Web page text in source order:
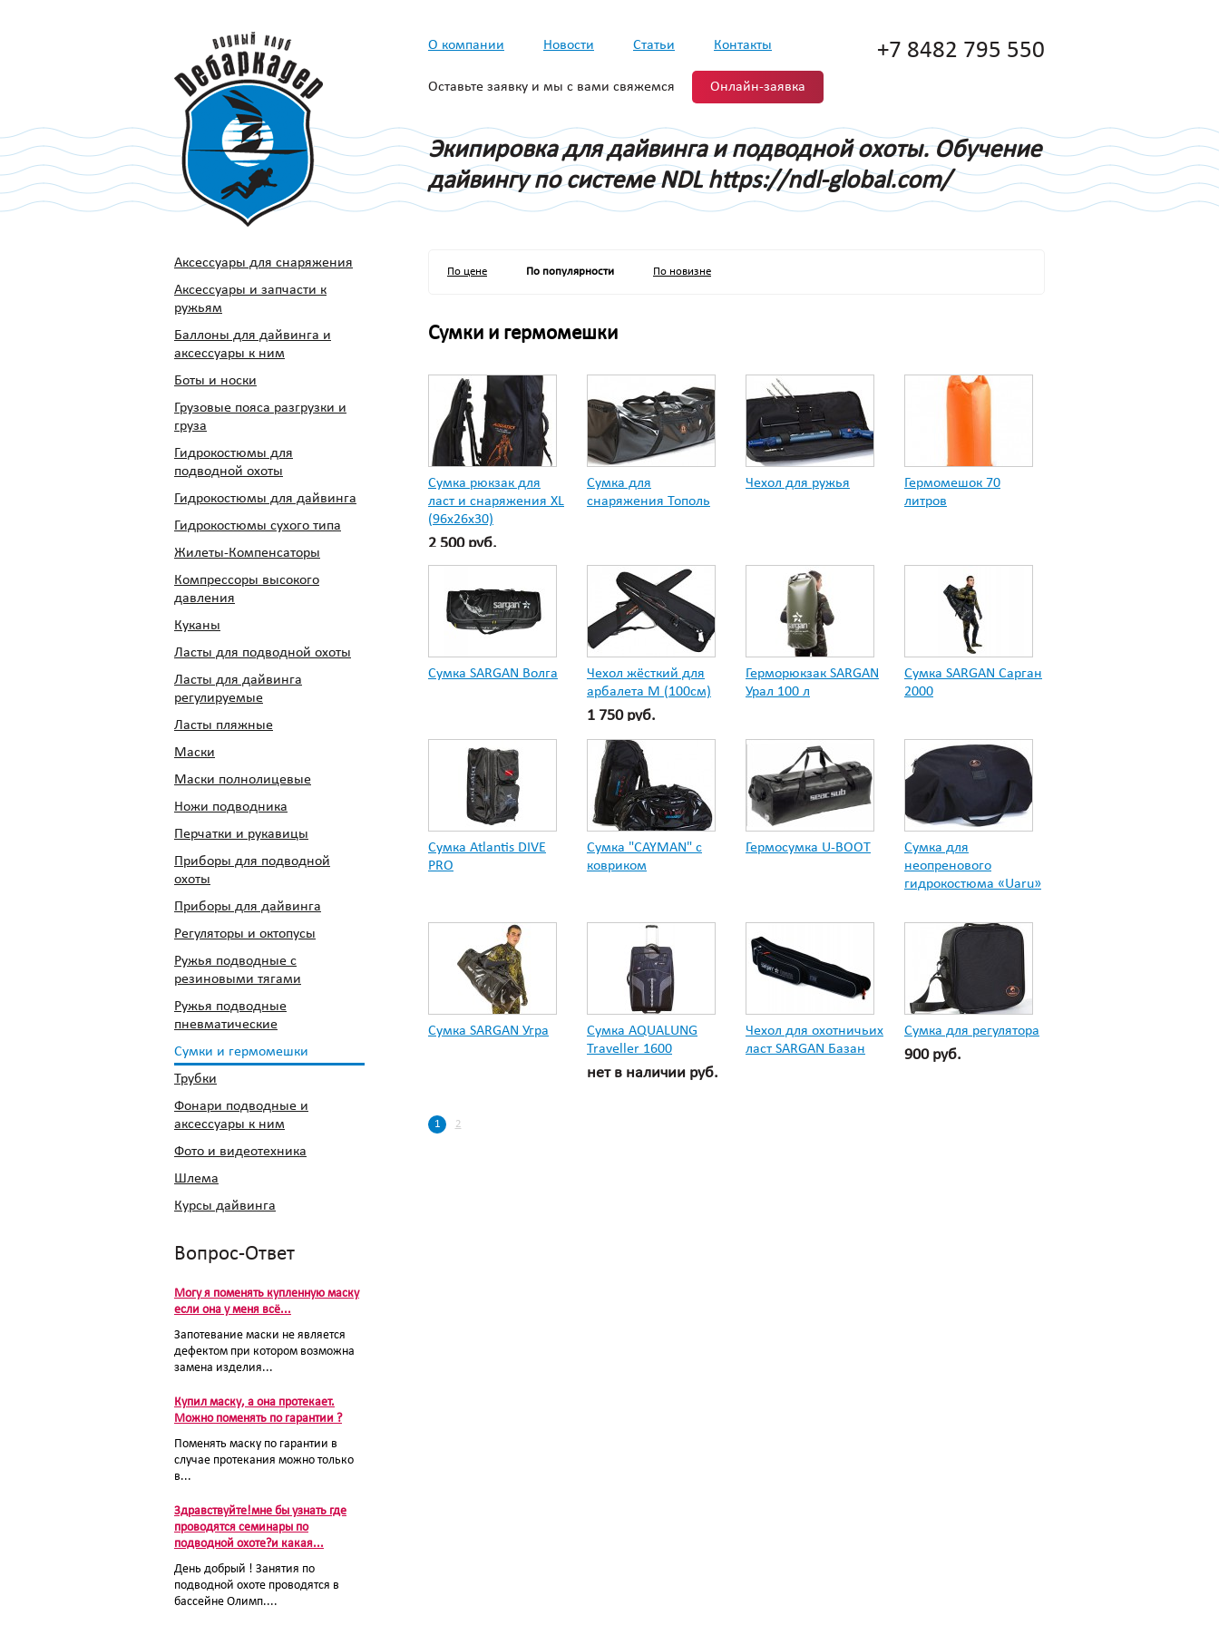
О компании Новости Статьи Контакты
Оставьте заявку и мы с вами свяжемся Онлайн-заявка
+7 8482 795 550
Экипировка для дайвинга и подводной охоты. Обучение
дайвингу по системе NDL https://ndl-global.com/
Аксессуары для снаряжения
Аксессуары и запчасти к
ружьям
Баллоны для дайвинга и
аксессуары к ним
Боты и носки
Грузовые пояса разгрузки и
груза
Гидрокостюмы для
подводной охоты
Гидрокостюмы для дайвинга
Гидрокостюмы сухого типа
Жилеты-Компенсаторы
Компрессоры высокого
давления
Куканы
Ласты для подводной охоты
Ласты для дайвинга
регулируемые
Ласты пляжные
Маски
Маски полнолицевые
Ножи подводника
Перчатки и рукавицы
Приборы для подводной
охоты
Приборы для дайвинга
Регуляторы и октопусы
Ружья подводные с
резиновыми тягами
Ружья подводные
пневматические
Сумки и гермомешки
Трубки
Фонари подводные и
аксессуары к ним
Фото и видеотехника
Шлема
Курсы дайвинга
Вопрос-Ответ
Могу я поменять купленную маску
если она у меня всё...
Запотевание маски не является
дефектом при котором возможна
замена изделия...
Купил маску, а она протекает.
Можно поменять по гарантии ?
Поменять маску по гарантии в
случае протекания можно только
в...
Здравствуйте!мне бы узнать где
проводятся семинары по
подводной охоте?и какая...
День добрый ! Занятия по
подводной охоте проводятся в
бассейне Олимп....
По цене По популярности По новизне
Сумки и гермомешки
Сумка рюкзак для
ласт и снаряжения XL
(96x26x30)
2 500 руб.
Сумка для
снаряжения Тополь
Чехол для ружья
Гермомешок 70
литров
Сумка SARGAN Волга
Чехол жёсткий для
арбалета М (100см)
1 750 руб.
Герморюкзак SARGAN
Урал 100 л
Сумка SARGAN Сарган
2000
Сумка Atlantis DIVE
PRO
Сумка "СAYMAN" c
ковриком
Гермосумка U-BOOT
Сумка для
неопренового
гидрокостюма «Uaru»
Сумка SARGAN Угра
Сумка AQUALUNG
Traveller 1600
нет в наличии руб.
Чехол для охотничьих
ласт SARGAN Базан
Сумка для регулятора
900 руб.
1 2